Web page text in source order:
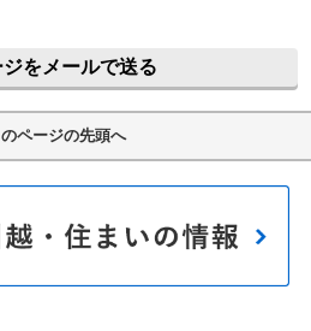
ジをメールで送る
ページの先頭へ